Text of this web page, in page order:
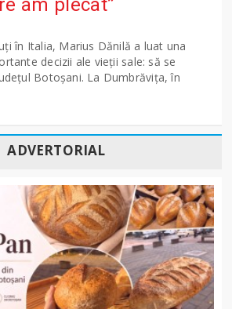
am plecat”
în Italia, Marius Dănilă a luat una
decizii ale vieții sale: să se
Botoșani. La Dumbrăvița, în
ADVERTORIAL